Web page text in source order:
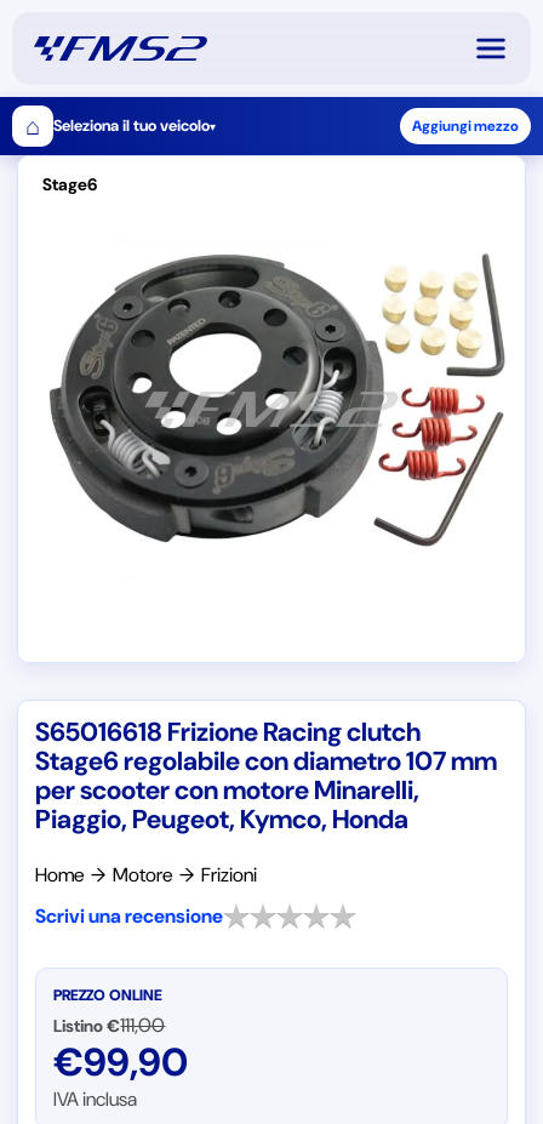
⌂ Seleziona il tuo veicolo▾ Aggiungi mezzo
Stage6
S65016618 Frizione Racing clutch
Stage6 regolabile con diametro 107 mm
per scooter con motore Minarelli,
Piaggio, Peugeot, Kymco, Honda
Home → Motore → Frizioni
Scrivi una recensione
PREZZO ONLINE
Listino €111,00
€99,90
IVA inclusa